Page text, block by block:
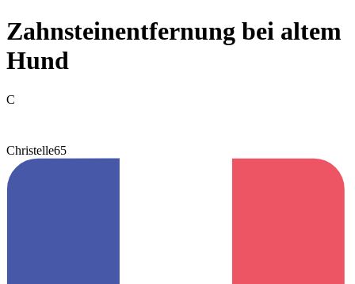
Zahnsteinentfernung bei altem
Hund
C
Christelle65